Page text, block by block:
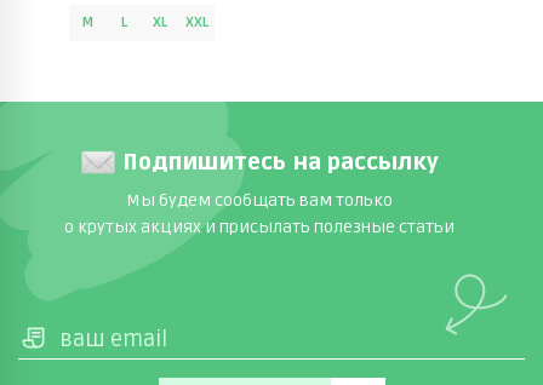
M L XL XXL
Подпишитесь на рассылку
Мы будем сообщать вам только
о крутых акциях и присылать полезные статьи